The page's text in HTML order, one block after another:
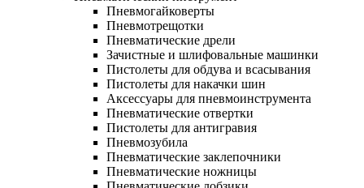
Пневмогайковерты
Пневмотрещотки
Пневматические дрели
Зачистные и шлифовальные машинки
Пистолеты для обдува и всасывания
Пистолеты для накачки шин
Аксессуары для пневмоинструмента
Пневматические отвертки
Пистолеты для антигравия
Пневмозубила
Пневматические заклепочники
Пневматические ножницы